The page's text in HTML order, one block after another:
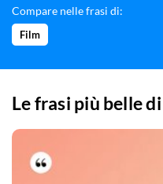
Compare nelle frasi di:
Film
Le frasi più belle di